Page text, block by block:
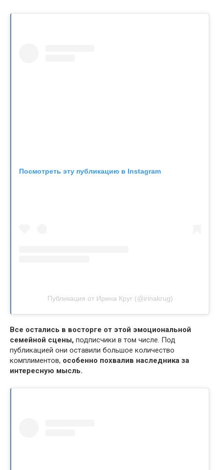
Посмотреть эту публикацию в Instagram
Публикация от Ирина Круг (@irinakrug)
Все остались в восторге от этой эмоциональной
семейной сцены, подписчики в том числе. Под
публикацией они оставили большое количество
комплиментов, особенно похвалив наследника за
интересную мысль.